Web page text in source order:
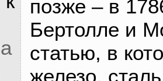
позже – в
Бертолле и
статью, в
железо,